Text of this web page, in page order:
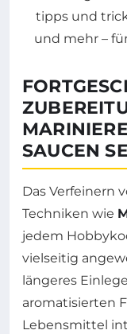
SAUCEN
Das Verfeinern
Techniken wie
jedem
vielseitig
längeres
aromatisierten
Lebensmittel